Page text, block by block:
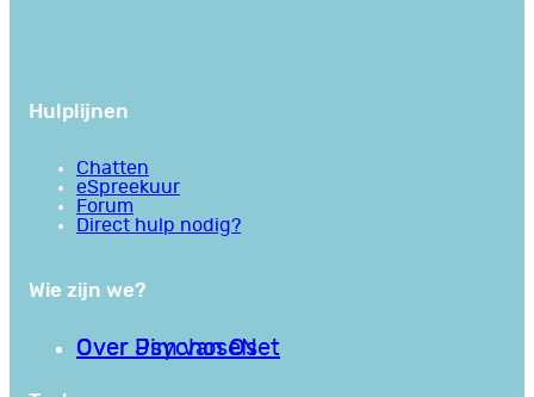
Hulplijnen
Chatten
eSpreekuur
Forum
Direct hulp nodig?
Wie zijn we?
Over PsychoseNet
Over Jim van Os